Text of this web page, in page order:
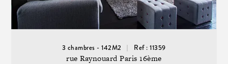
3 chambres - 142M2 Ref : 11359
rue Raynouard Paris 16ème